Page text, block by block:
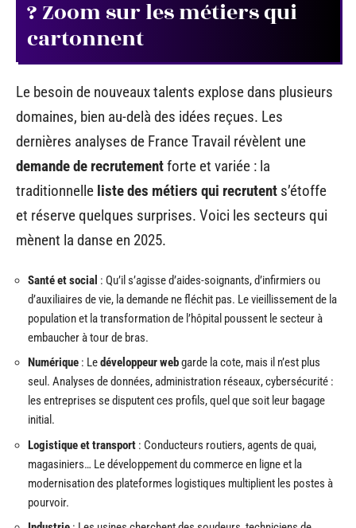
? Zoom sur les métiers qui
cartonnent
Le besoin de nouveaux talents explose dans plusieurs
domaines, bien au-delà des idées reçues. Les
dernières analyses de France Travail révèlent une
demande de recrutementforte et variée : la
traditionnelle liste des métiers qui recrutent s’étoffe
et réserve quelques surprises. Voici les secteurs qui
mènent la danse en 2025.
Santé et social : Qu’il s’agisse d’aides-soignants, d’infirmiers ou
d’auxiliaires de vie, la demande ne fléchit pas. Le vieillissement de la
population et la transformation de l’hôpital poussent le secteur à
embaucher à tour de bras.
Numérique : Ledéveloppeur webgarde la cote, mais il n’est plus
seul. Analyses de données, administration réseaux, cybersécurité :
les entreprises se disputent ces profils, quel que soit leur bagage
initial.
Logistique et transport : Conducteurs routiers, agents de quai,
magasiniers… Le développement du commerce en ligne et la
modernisation des plateformes logistiques multiplient les postes à
pourvoir.